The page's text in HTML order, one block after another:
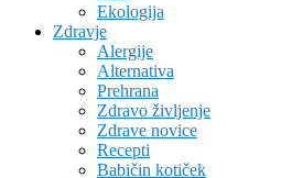
Ekologija
Zdravje
Alergije
Alternativa
Prehrana
Zdravo življenje
Zdrave novice
Recepti
Babičin kotiček